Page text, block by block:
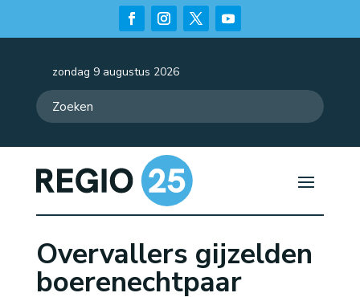
zondag 9 augustus 2026
Overvallers gijzelden
boerenechtpaar